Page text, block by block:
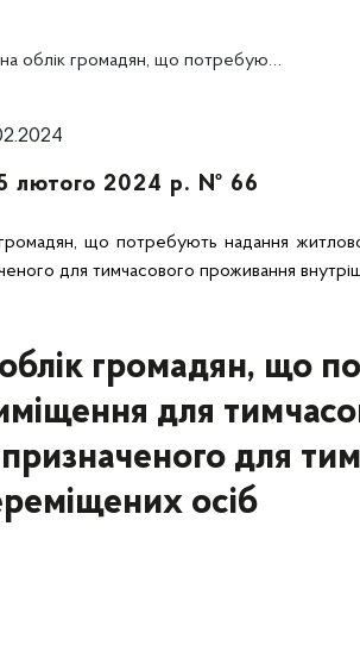
житлового приміщення для тимчасового проживання з фонду житла, призначеного для тимчасового проживання внутрішньо переміщених осіб
лютого 2024 р. № 66
громадян, що потребують надання
для тимчасового проживання
громадян, що
для
для
осіб